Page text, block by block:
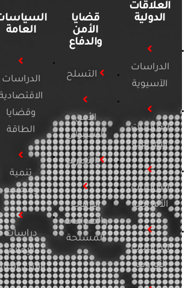
العلاقات
الدولية
الدراسات
الآسيوية
الدراسات
الأفريقية
الدراسات
الأمريكية
الدراسات
الأوروبية
قضايا
الأمن
والدفاع
التسلح
الأمن
السيبراني
التطرف
الإرهاب
والصراعات
المسلحة
السياسات
العامة
الدراسات
الاقتصادية
وقضايا
الطاقة
تنمية
ومجتمع
دراسات
الإعلام
والرأي العام